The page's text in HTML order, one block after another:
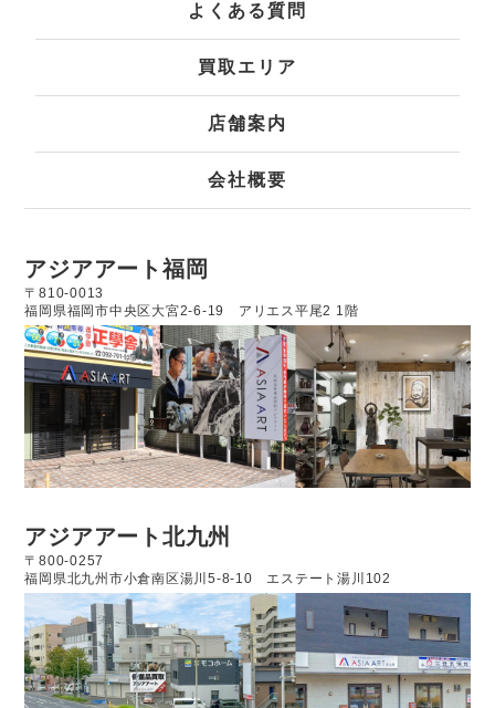
よくある質問
買取エリア
店舗案内
会社概要
アジアアート福岡
〒810-0013
福岡県福岡市中央区大宮2-6-19 アリエス平尾2 1階
アジアアート北九州
〒800-0257
福岡県北九州市小倉南区湯川5-8-10 エステート湯川102